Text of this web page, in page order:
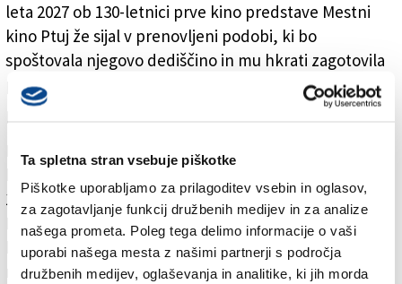
Ta spletna stran vsebuje piškotke
Piškotke uporabljamo za prilagoditev vsebin in oglasov,
za zagotavljanje funkcij družbenih medijev in za analize
našega prometa. Poleg tega delimo informacije o vaši
uporabi našega mesta z našimi partnerji s področja
družbenih medijev, oglaševanja in analitike, ki jih morda
leta 2027 ob 130-letnici prve kino predstave Mestni
kino Ptuj že sijal v prenovljeni podobi, ki bo
spoštovala njegovo dediščino in mu hkrati zagotovila
prihodnost.
Le leto po izumu bratov Lumiere
Ptujski mestni kino je s svojo zgodovino izjemen, saj je
bila v njem prva predstava predvajana že 3. marca
1897, le nekaj več kot leto po tem, ko sta brata
Lumiere svetu predstavila svoj izum, kinematograf,
kar ga uvršča med najstarejše še aktivne kinodvorane
na svetu. Zaradi svoje dolgoživosti in kulturne